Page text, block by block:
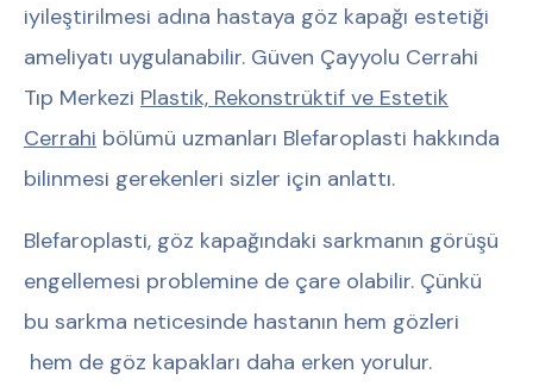
iyileştirilmesi adına hastaya göz kapağı estetiği
ameliyatı uygulanabilir. Güven Çayyolu Cerrahi
Tıp Merkezi Plastik, Rekonstrüktif ve Estetik
Cerrahi bölümü uzmanları Blefaroplasti hakkında
bilinmesi gerekenleri sizler için anlattı.
Blefaroplasti, göz kapağındaki sarkmanın görüşü
engellemesi problemine de çare olabilir. Çünkü
bu sarkma neticesinde hastanın hem gözleri
hem de göz kapakları daha erken yorulur.